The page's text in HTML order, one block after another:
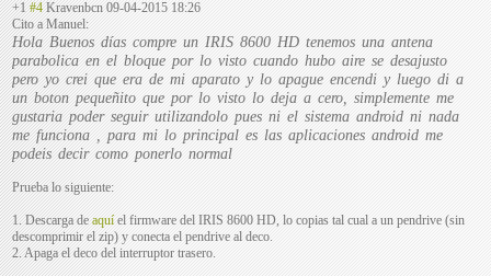
+1 #4 Kravenbcn 09-04-2015 18:26
Cito a Manuel:
Hola Buenos días compre un IRIS 8600 HD tenemos una antena
parabolica en el bloque por lo visto cuando hubo aire se desajusto
pero yo crei que era de mi aparato y lo apague encendi y luego di a
un boton pequeñito que por lo visto lo deja a cero, simplemente me
gustaria poder seguir utilizandolo pues ni el sistema android ni nada
me funciona , para mi lo principal es las aplicaciones android me
podeis decir como ponerlo normal
Prueba lo siguiente:
1. Descarga deaquí el firmware del IRIS 8600 HD, lo copias tal cual a un pendrive (sin
descomprimir el zip) y conecta el pendrive al deco.
2. Apaga el deco del interruptor trasero.